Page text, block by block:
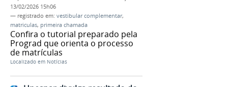
13/02/2026 15h06
— registrado em: vestibular complementar,
matriculas, primeira chamada
Confira o tutorial preparado pela
Prograd que orienta o processo
de matrículas
Localizado em Notícias